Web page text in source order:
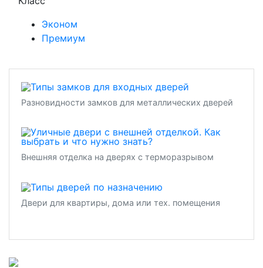
Эконом
Премиум
Разновидности замков для металлических дверей
Внешняя отделка на дверях с терморазрывом
Двери для квартиры, дома или тех. помещения